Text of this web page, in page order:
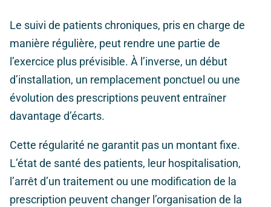
Le suivi de patients chroniques, pris en charge de
manière régulière, peut rendre une partie de
l’exercice plus prévisible. À l’inverse, un début
d’installation, un remplacement ponctuel ou une
évolution des prescriptions peuvent entraîner
davantage d’écarts.
Cette régularité ne garantit pas un montant fixe.
L’état de santé des patients, leur hospitalisation,
l’arrêt d’un traitement ou une modification de la
prescription peuvent changer l’organisation de la